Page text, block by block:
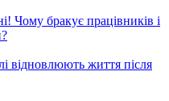
на кінофестивалі
режисерки!